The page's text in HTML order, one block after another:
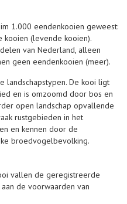
1.000 eendenkooien geweest:
(levende kooien).
van Nederland, alleen
geen eendenkooien (meer).
landschapstypen. De kooi ligt
en is omzoomd door bos en
open landschap opvallende
rustgebieden in het
en kennen door de
broedvogelbevolking.
vallen de geregistreerde
de voorwaarden van